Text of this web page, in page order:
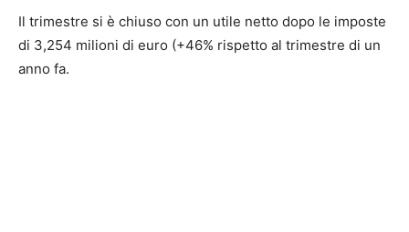
Il trimestre si è chiuso con un utile netto dopo le imposte
di 3,254 milioni di euro (+46% rispetto al trimestre di un
anno fa.